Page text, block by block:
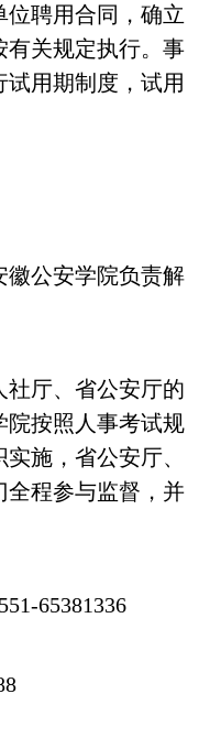
聘用合同，确立
有关规定执行。事
用期制度，试用
公安学院负责解
厅、省公安厅的
院按照人事考试规
施，省公安厅、
全程参与监督，并
65381336